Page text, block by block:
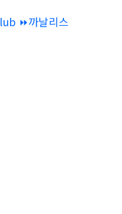
‍‍⏩까날리스